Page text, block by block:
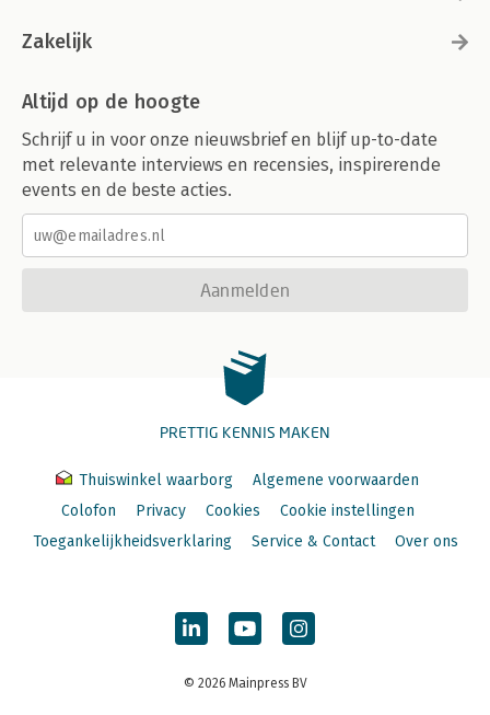
Zakelijk
Altijd op de hoogte
Schrijf u in voor onze nieuwsbrief en blijf up-to-date
met relevante interviews en recensies, inspirerende
events en de beste acties.
Aanmelden
PRETTIG KENNIS MAKEN
Thuiswinkel waarborg
Algemene voorwaarden
Colofon
Privacy Cookies
Cookie instellingen
Toegankelijkheidsverklaring
Service & Contact Over ons
© 2026 Mainpress BV